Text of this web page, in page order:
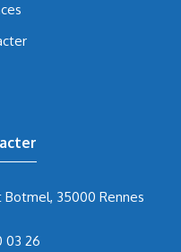
Botmel, 35000 Rennes
03 26